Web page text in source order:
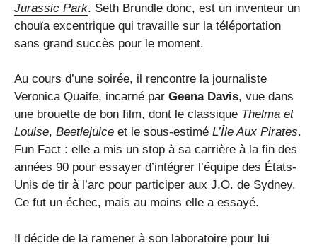
Jurassic Park. Seth Brundle donc, est un inventeur un
chouïa excentrique qui travaille sur la téléportation
sans grand succès pour le moment.
Au cours d’une soirée, il rencontre la journaliste
Veronica Quaife, incarné par Geena Davis, vue dans
une brouette de bon film, dont le classique Thelma et
Louise, Beetlejuice et le sous-estimé L’Île Aux Pirates.
Fun Fact : elle a mis un stop à sa carrière à la fin des
années 90 pour essayer d’intégrer l’équipe des États-
Unis de tir à l’arc pour participer aux J.O. de Sydney.
Ce fut un échec, mais au moins elle a essayé.
Il décide de la ramener à son laboratoire pour lui